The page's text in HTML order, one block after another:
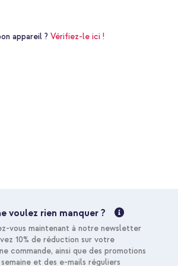
appareil ?Vérifiez-le ici !
voulez rien manquer ?
vous maintenant à notre newsletter
10% de réduction sur votre
commande, ainsi que des promotions
et des e-mails réguliers